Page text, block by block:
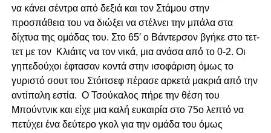
να κάνει σέντρα από δεξιά και τον Στάμου στην
προσπάθεια του να διώξει να στέλνει την μπάλα στα
δίχτυα της ομάδας του. Στο 65′ ο Βάντερσον βγήκε στο τετ-
τετ με τον Κλιάιτς να τον νικά, μια ανάσα από το 0-2. Οι
γηπεδούχοι έφτασαν κοντά στην ισοφάριση όμως το
γυριστό σουτ του Στόιτσεφ πέρασε αρκετά μακριά από την
αντίπαλη εστία. Ο Τσούκαλος πήρε την θέση του
Μπούντνικ και είχε μια καλή ευκαιρία στο 75ο λεπτό να
πετύχει ένα δεύτερο γκολ για την ομάδα του όμως